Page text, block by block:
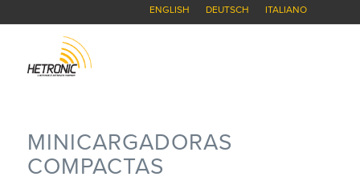
ENGLISH DEUTSCH ITALIANO
MINICARGADORAS
COMPACTAS